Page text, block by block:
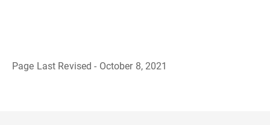
Page Last Revised - October 8, 2021